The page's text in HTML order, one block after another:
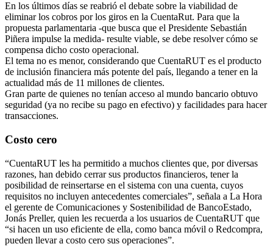
En los últimos días se reabrió el debate sobre la viabilidad de
eliminar los cobros por los giros en la CuentaRut. Para que la
propuesta parlamentaria -que busca que el Presidente Sebastián
Piñera impulse la medida- resulte viable, se debe resolver cómo se
compensa dicho costo operacional.
El tema no es menor, considerando que CuentaRUT es el producto
de inclusión financiera más potente del país, llegando a tener en la
actualidad más de 11 millones de clientes.
Gran parte de quienes no tenían acceso al mundo bancario obtuvo
seguridad (ya no recibe su pago en efectivo) y facilidades para hacer
transacciones.
Costo cero
“CuentaRUT les ha permitido a muchos clientes que, por diversas
razones, han debido cerrar sus productos financieros, tener la
posibilidad de reinsertarse en el sistema con una cuenta, cuyos
requisitos no incluyen antecedentes comerciales”, señala a La Hora
el gerente de Comunicaciones y Sostenibilidad de BancoEstado,
Jonás Preller, quien les recuerda a los usuarios de CuentaRUT que
“si hacen un uso eficiente de ella, como banca móvil o Redcompra,
pueden llevar a costo cero sus operaciones”.